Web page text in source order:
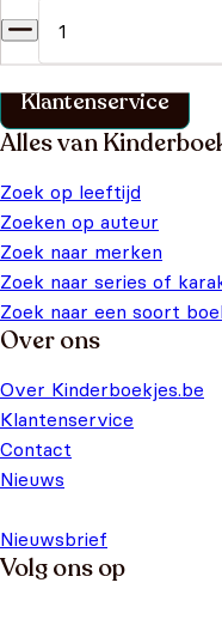
Vind binnen no-time
klantenservice pagina.
Klantenservice
Alles van
Zoek op leeftijd
Zoeken op auteur
Zoek naar merken
Zoek naar series of
Zoek naar een soort
Over ons
Over Kinderboekjes.be
Klantenservice
Contact
Nieuws
Nieuwsbrief
Volg ons op